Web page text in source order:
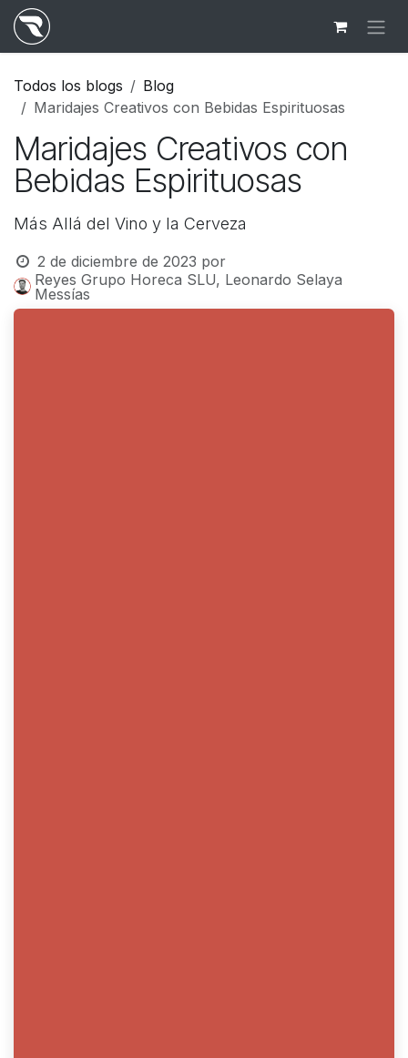
Ir al contenido
Todos los blogs
Blog
Maridajes Creativos con Bebidas Espirituosas
Maridajes Creativos con
Bebidas Espirituosas
Más Allá del Vino y la Cerveza
2 de diciembre de 2023 por
Reyes Grupo Horeca SLU, Leonardo Selaya
Messías